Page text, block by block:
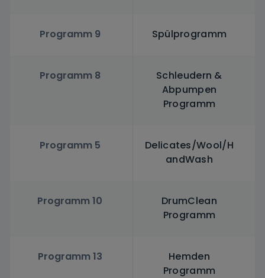
Programm 9 Spülprogramm
Programm 8
Schleudern &
Abpumpen
Programm
Programm 5
Delicates/Wool/H
andWash
Programm 10
DrumClean
Programm
Programm 13
Hemden
Programm